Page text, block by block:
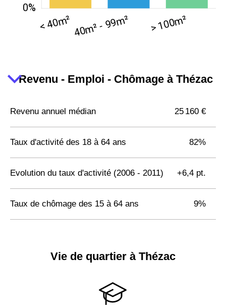
Revenu - Emploi - Chômage à Thézac
Revenu annuel médian 25 160 €
Taux d'activité des 18 à 64 ans 82%
Evolution du taux d'activité (2006 - 2011) +6,4 pt.
Taux de chômage des 15 à 64 ans 9%
Vie de quartier à Thézac